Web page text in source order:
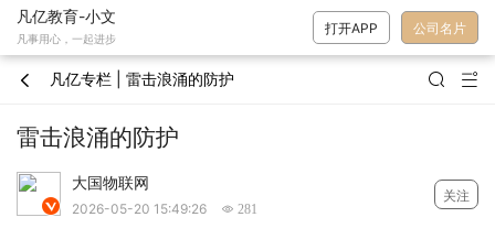
凡亿教育-小文
凡事用心，一起进步
打开APP 公司名片
 凡亿专栏 | 雷击浪涌的防护  
雷击浪涌的防护

大国物联网
2026-05-20 15:49:26  281
关注